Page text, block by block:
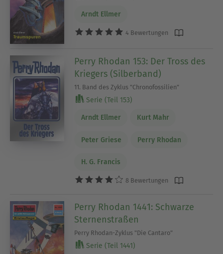
Arndt Ellmer
4 Bewertungen
Perry Rhodan 153: Der Tross des
Kriegers (Silberband)
11. Band des Zyklus "Chronofossilien"
Serie (Teil 153)
Arndt Ellmer Kurt Mahr
Peter Griese Perry Rhodan
H. G. Francis
8 Bewertungen
Perry Rhodan 1441: Schwarze
Sternenstraßen
Perry Rhodan-Zyklus "Die Cantaro"
Serie (Teil 1441)